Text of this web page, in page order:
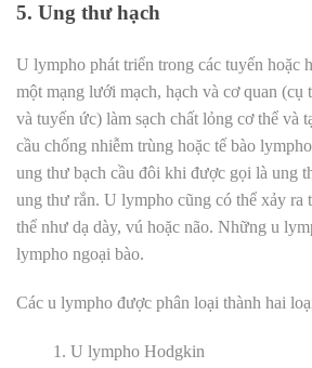
5. Ung thư hạch
U lympho phát triển trong các tuyến hoặc
một mạng lưới mạch, hạch và cơ quan (cụ
và tuyến ức) làm sạch chất lỏng cơ thể và
cầu chống nhiễm trùng hoặc tế bào
ung thư bạch cầu đôi khi được gọi là ung
ung thư rắn. U lympho cũng có thể xảy ra
thể như dạ dày, vú hoặc não. Những u
lympho ngoại bào.
Các u lympho được phân loại thành hai
U lympho Hodgkin